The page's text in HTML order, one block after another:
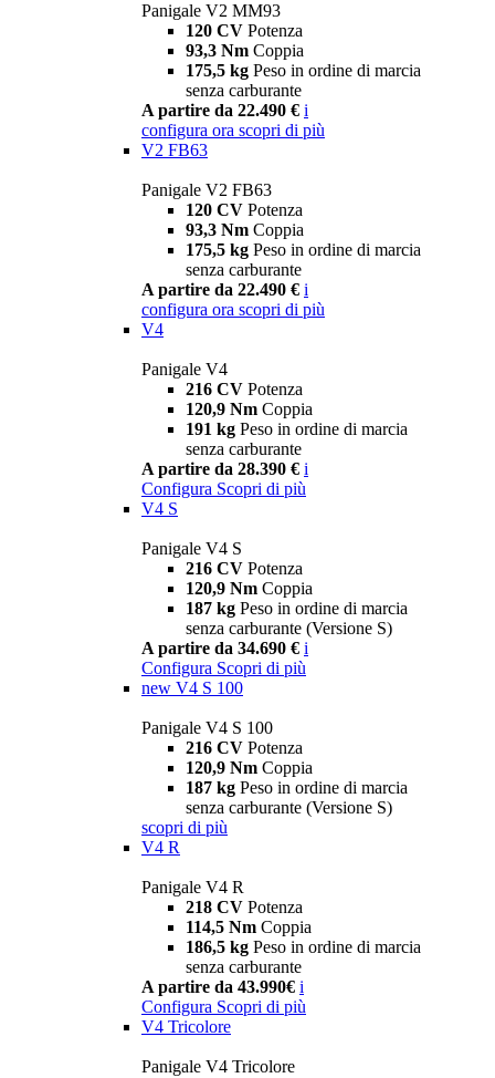
Panigale V2 MM93
120 CV Potenza
93,3 Nm Coppia
175,5 kg Peso in ordine di marcia
senza carburante
A partire da 22.490 € i
configura ora scopri di più
V2 FB63
Panigale V2 FB63
120 CV Potenza
93,3 Nm Coppia
175,5 kg Peso in ordine di marcia
senza carburante
A partire da 22.490 € i
configura ora scopri di più
V4
Panigale V4
216 CV Potenza
120,9 Nm Coppia
191 kg Peso in ordine di marcia
senza carburante
A partire da 28.390 € i
Configura Scopri di più
V4 S
Panigale V4 S
216 CV Potenza
120,9 Nm Coppia
187 kg Peso in ordine di marcia
senza carburante (Versione S)
A partire da 34.690 € i
Configura Scopri di più
new V4 S 100
Panigale V4 S 100
216 CV Potenza
120,9 Nm Coppia
187 kg Peso in ordine di marcia
senza carburante (Versione S)
scopri di più
V4 R
Panigale V4 R
218 CV Potenza
114,5 Nm Coppia
186,5 kg Peso in ordine di marcia
senza carburante
A partire da 43.990€ i
Configura Scopri di più
V4 Tricolore
Panigale V4 Tricolore